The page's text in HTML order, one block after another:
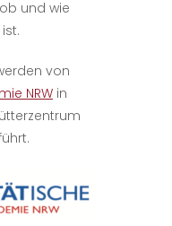
und wie
von
NRW in